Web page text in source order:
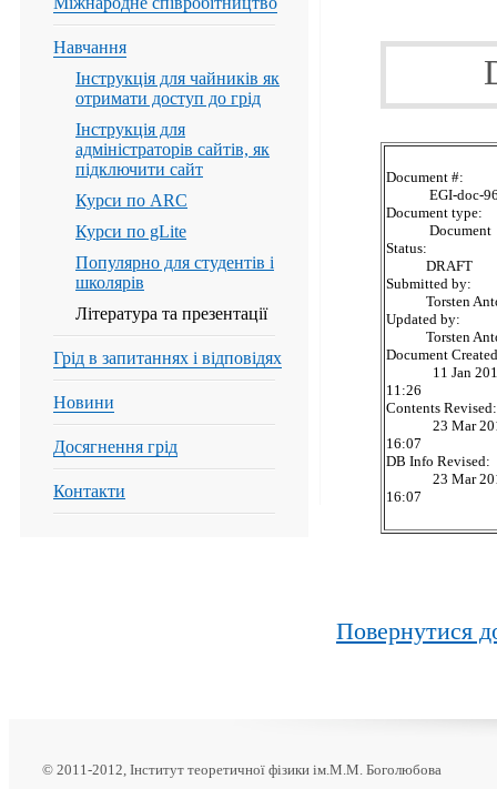
Навчання
Інструкція для чайників як
отримати доступ до грід
Інструкція для
адміністраторів сайтів, як
підключити сайт
Курси по ARC
Курси по gLite
Популярно для студентів і
школярів
Література та презентації
Грід в запитаннях і відповідях
Новини
Досягнення грід
Контакти
Document #:
EGI-doc-
Document type:
Document
Status:
DRAFT
Submitted by:
Torsten
Updated by:
Torsten
Document
11 Jan
11:26
Contents Revised:
23 Mar
16:07
DB Info Revised:
23 Mar
16:07
Повернутися
© 2011-2012, Інститут теоретичної фізики ім.М.М. Боголюбова